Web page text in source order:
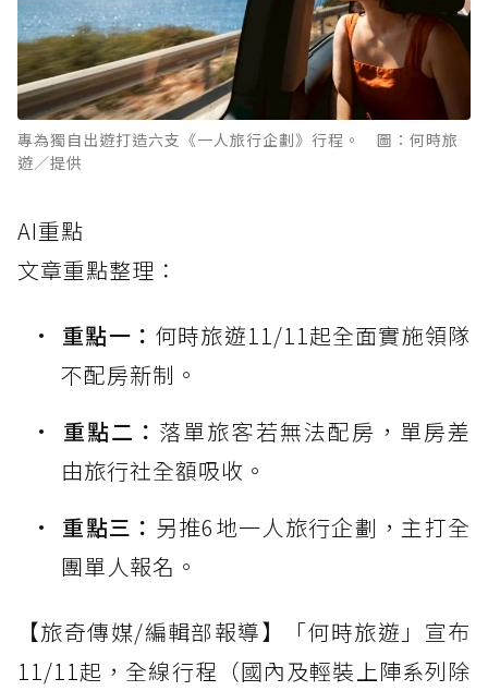
專為獨自出遊打造六支《一人旅行企劃》行程。 圖：何時旅
遊／提供
AI重點
文章重點整理：
重點一： 何時旅遊11/11起全面實施領隊
不配房新制。
重點二： 落單旅客若無法配房，單房差
由旅行社全額吸收。
重點三： 另推6地一人旅行企劃，主打全
團單人報名。
【旅奇傳媒/編輯部報導】「何時旅遊」宣布
11/11起，全線行程（國內及輕裝上陣系列除